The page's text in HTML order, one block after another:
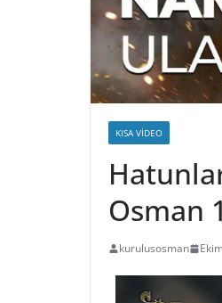
KISA VIDEO
Osman
kurulusosman